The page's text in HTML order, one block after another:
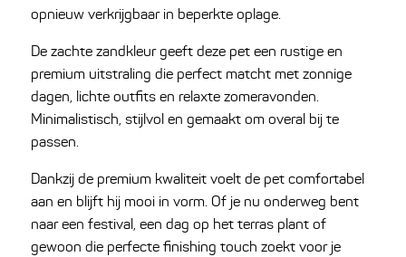
opnieuw verkrijgbaar in beperkte oplage.
De zachte zandkleur geeft deze pet een rustige en
premium uitstraling die perfect matcht met zonnige
dagen, lichte outfits en relaxte zomeravonden.
Minimalistisch, stijlvol en gemaakt om overal bij te
passen.
Dankzij de premium kwaliteit voelt de pet comfortabel
aan en blijft hij mooi in vorm. Of je nu onderweg bent
naar een festival, een dag op het terras plant of
gewoon die perfecte finishing touch zoekt voor je